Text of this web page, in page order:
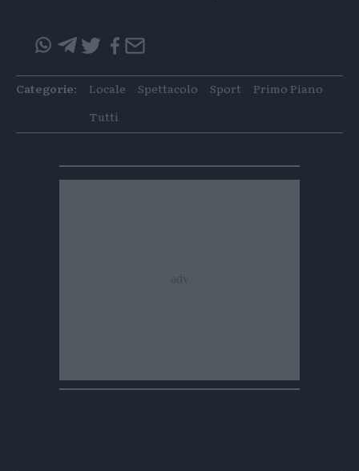
articolo
su
Whatsapp
articolo
su
Telegram
Categorie: Locale Spettacolo Sport
Primo Piano
Tutti